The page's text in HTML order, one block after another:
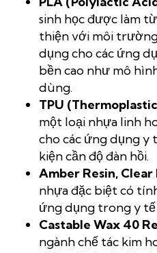
sinh học được làm
thiện với môi
dụng cho các ứng
bền cao như mô
dùng.
TPU
một loại nhựa linh
cho các ứng dụng y
kiện cần độ đàn hồi.
Amber Resin, Clear
nhựa đặc biệt có
ứng dụng trong y tế
Castable Wax 40
ngành chế tác kim